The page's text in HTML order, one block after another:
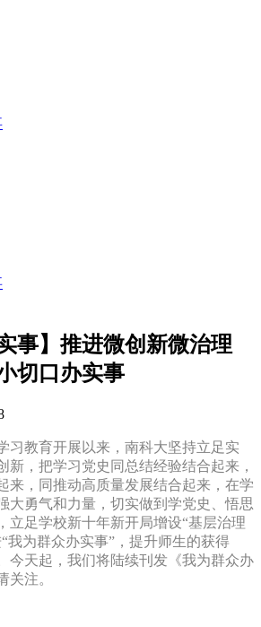
事】推进微创新微治理
切口办实事
习教育开展以来，南科大坚持立足实
新，把学习党史同总结经验结合起来，
来，同推动高质量发展结合起来，在学
大勇气和力量，切实做到学党史、悟思
立足学校新十年新开局增设“基层治理
我为群众办实事”，提升师生的获得
今天起，我们将陆续刊发《我为群众办
关注。